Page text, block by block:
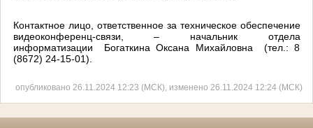
Контактное лицо, ответственное за техническое обеспечение
видеоконференц-связи, – начальник отдела
информатизации Богаткина Оксана Михайловна (тел.: 8
(8672) 24-15-01).
опубликовано 26.11.2024 12:23 (МСК), изменено 26.11.2024 12:24 (МСК)